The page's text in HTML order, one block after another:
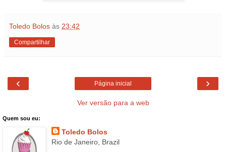
Toledo Bolos às 23:42
Compartilhar
‹ ›
Página inicial
Ver versão para a web
Quem sou eu:
Toledo Bolos
Rio de Janeiro, Brazil